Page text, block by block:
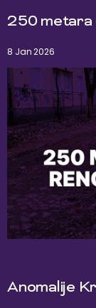
250 metara
8 Jan 2026
Anomalije